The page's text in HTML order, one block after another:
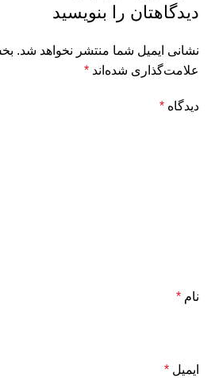
دیدگاهتان را بنویسید
نشانی ایمیل شما منتشر نخواهد شد.
علامت‌گذاری شده‌اند *
دیدگاه *
نام *
ایمیل *